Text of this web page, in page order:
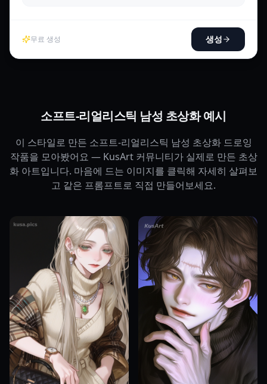
무료 생성 생성
소프트-리얼리스틱 남성 초상화 예시
이 스타일로 만든 소프트-리얼리스틱 남성 초상화 드로잉
작품을 모아봤어요 — KusArt 커뮤니티가 실제로 만든 초상
화 아트입니다. 마음에 드는 이미지를 클릭해 자세히 살펴보
고 같은 프롬프트로 직접 만들어보세요.